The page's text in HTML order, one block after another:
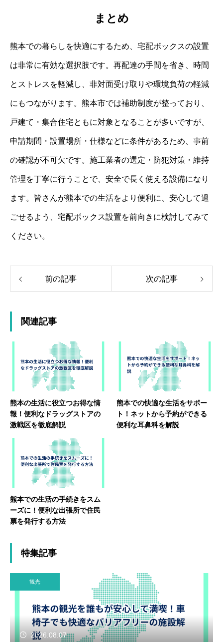
まとめ
熊本での暮らしを快適にするため、宅配ボックスの設置
は非常に有効な選択肢です。再配達の手間を省き、時間
とストレスを軽減し、非対面受け取りや環境負荷の軽減
にもつながります。熊本市では補助制度が整っており、
戸建て・集合住宅ともに対象となることが多いですが、
申請期間・設置場所・仕様などに条件があるため、事前
の確認が不可欠です。施工業者の選定・防犯対策・維持
管理を丁寧に行うことで、安全で長く使える設備になり
ます。皆さんが熊本での生活をより便利に、安心して過
ごせるよう、宅配ボックス設置を前向きに検討してみて
ください。
前の記事 次の記事
関連記事
熊本の生活に役立つお得な情
報！便利なドラッグストアの
激戦区を徹底解説
熊本での快適な生活をサポー
ト！ネットから予約ができる
便利な耳鼻科を解説
熊本での生活の手続きをスム
ーズに！便利な出張所で住民
票を発行する方法
特集記事
観光
2026.08.07